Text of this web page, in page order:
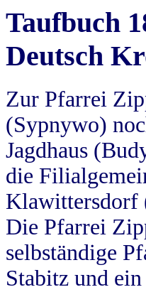
Taufbuch
Deutsch
Zur Pfarrei
(Sypnywo)
Jagdhaus
die
Klawittersdorf
Die Pfarrei
selbständige
Stabitz und